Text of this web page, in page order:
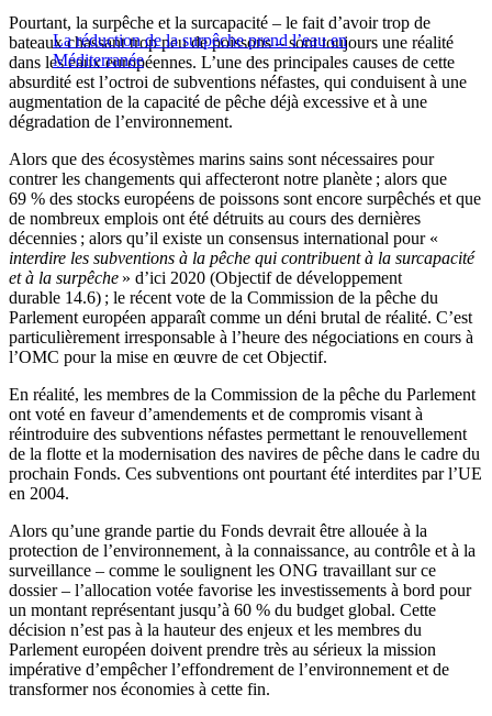
La réduction de la surpêche prend l’eau en
Méditerranée
Pourtant, la surpêche et la surcapacité – le fait d’avoir trop de
bateaux chassant trop peu de poissons – sont toujours une réalité
dans les eaux européennes. L’une des principales causes de cette
absurdité est l’octroi de subventions néfastes, qui conduisent à une
augmentation de la capacité de pêche déjà excessive et à une
dégradation de l’environnement.
Alors que des écosystèmes marins sains sont nécessaires pour
contrer les changements qui affecteront notre planète ; alors que
69 % des stocks européens de poissons sont encore surpêchés et que
de nombreux emplois ont été détruits au cours des dernières
décennies ; alors qu’il existe un consensus international pour «
interdire les subventions à la pêche qui contribuent à la surcapacité
et à la surpêche » d’ici 2020 (Objectif de développement
durable 14.6) ; le récent vote de la Commission de la pêche du
Parlement européen apparaît comme un déni brutal de réalité. C’est
particulièrement irresponsable à l’heure des négociations en cours à
l’OMC pour la mise en œuvre de cet Objectif.
En réalité, les membres de la Commission de la pêche du Parlement
ont voté en faveur d’amendements et de compromis visant à
réintroduire des subventions néfastes permettant le renouvellement
de la flotte et la modernisation des navires de pêche dans le cadre du
prochain Fonds. Ces subventions ont pourtant été interdites par l’UE
en 2004.
Alors qu’une grande partie du Fonds devrait être allouée à la
protection de l’environnement, à la connaissance, au contrôle et à la
surveillance – comme le soulignent les ONG travaillant sur ce
dossier – l’allocation votée favorise les investissements à bord pour
un montant représentant jusqu’à 60 % du budget global. Cette
décision n’est pas à la hauteur des enjeux et les membres du
Parlement européen doivent prendre très au sérieux la mission
impérative d’empêcher l’effondrement de l’environnement et de
transformer nos économies à cette fin.